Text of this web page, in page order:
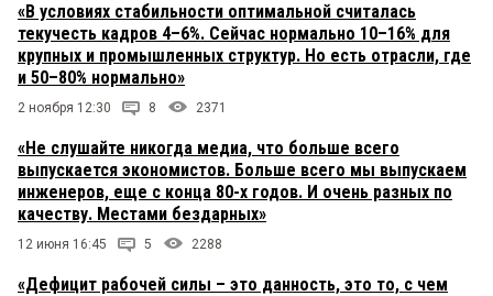
«В условиях стабильности оптимальной считалась
текучесть кадров 4–6%. Сейчас нормально 10–16% для
крупных и промышленных структур. Но есть отрасли, где
и 50–80% нормально»
2 ноября 12:30 8 2371
«Не слушайте никогда медиа, что больше всего
выпускается экономистов. Больше всего мы выпускаем
инженеров, еще с конца 80-х годов. И очень разных по
качеству. Местами бездарных»
12 июня 16:45 5 2288
«Дефицит рабочей силы – это данность, это то, с чем